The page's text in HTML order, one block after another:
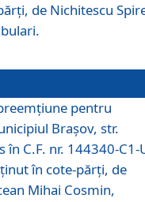
de Nichitescu
pentru
Braşov, str.
în C.F. nr. 144340-C1-
în cote-părți, de
Mihai Cosmin,